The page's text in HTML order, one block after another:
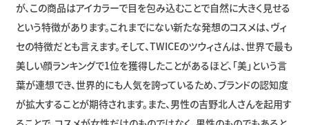
が、この商品はアイカラーで目を包み込むことで自然に大きく見せる
という特徴があります。これまでにない新たな発想のコスメは、ヴィ
セの特徴だとも言えます。そして、TWICEのツウィさんは、世界で最も
美しい顔ランキングで1位を獲得したことがあるほど、「美」という言
葉が連想でき、世界的にも人気を誇っているため、ブランドの認知度
が拡大することが期待されます。また、男性の吉野北人さんを起用す